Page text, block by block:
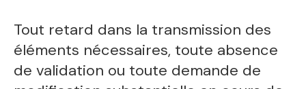
Tout retard dans la transmission des
éléments nécessaires, toute absence
de validation ou toute demande de